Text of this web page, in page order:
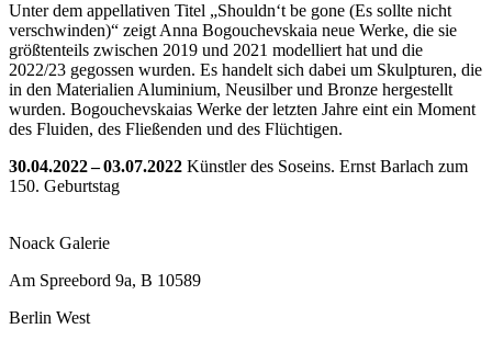
Unter dem appellativen Titel „Shouldn‘t be gone (Es sollte nicht
verschwinden)“ zeigt Anna Bogouchevskaia neue Werke, die sie
größtenteils zwischen 2019 und 2021 modelliert hat und die
2022/23 gegossen wurden. Es handelt sich dabei um Skulpturen, die
in den Materialien Aluminium, Neusilber und Bronze hergestellt
wurden. Bogouchevskaias Werke der letzten Jahre eint ein Moment
des Fluiden, des Fließenden und des Flüchtigen.
30.04.2022 – 03.07.2022 Künstler des Soseins. Ernst Barlach zum
150. Geburtstag
Noack Galerie
Am Spreebord 9a, B 10589
Berlin West